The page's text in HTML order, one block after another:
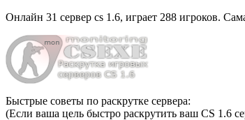
Онлайн 31 сервер cs 1.6, играет 288 игроков.
Быстрые советы по раскрутке сервера:
(Если ваша цель быстро раскрутить ваш CS 1.6